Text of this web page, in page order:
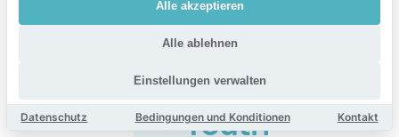
Jeunesse
de
Charleroi
Youth
Alle akzeptieren
Alle ablehnen
Einstellungen verwalten
Datenschutz Bedingungen und Konditionen Kontakt